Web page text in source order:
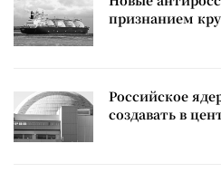
признанием
Российское
создавать в